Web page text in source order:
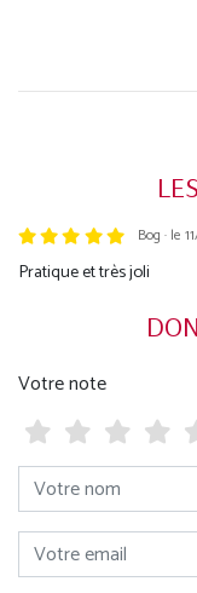
Trustpilot Bog · le
Pratique et très joli
Votre note
Votre nom
Votre email